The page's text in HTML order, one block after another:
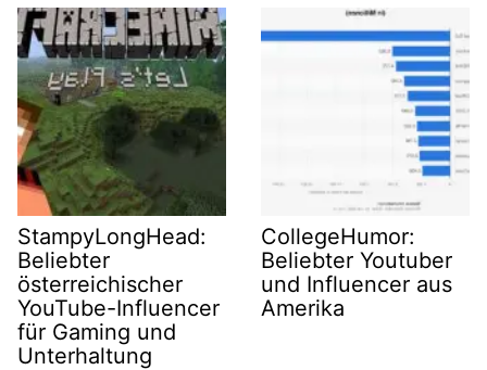
StampyLongHead:
Beliebter
österreichischer
YouTube-Influencer
für Gaming und
Unterhaltung
CollegeHumor:
Beliebter Youtuber
und Influencer aus
Amerika